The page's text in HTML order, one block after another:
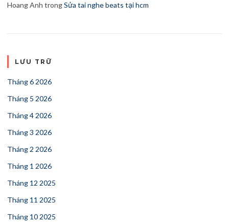
Hoang Anh trongSửa tai nghe beats tại hcm
LƯU TRỮ
Tháng 6 2026
Tháng 5 2026
Tháng 4 2026
Tháng 3 2026
Tháng 2 2026
Tháng 1 2026
Tháng 12 2025
Tháng 11 2025
Tháng 10 2025